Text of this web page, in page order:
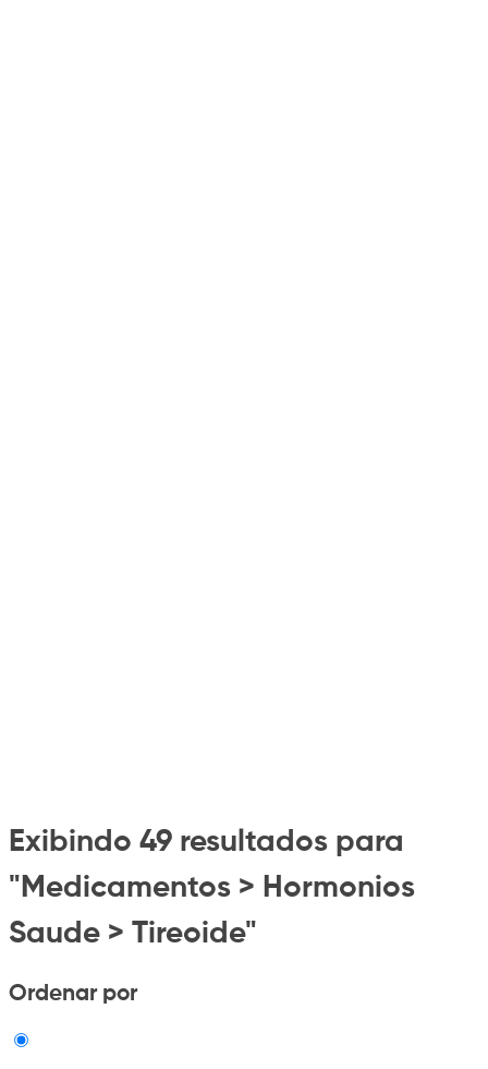
Exibindo 49 resultados para
"Medicamentos > Hormonios
Saude > Tireoide"
Ordenar por